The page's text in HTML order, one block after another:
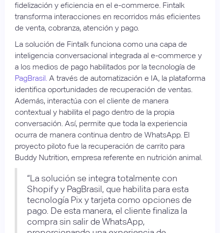
fidelización y eficiencia en el e-commerce. Fintalk
transforma interacciones en recorridos más eficientes
de venta, cobranza, atención y pago.
La solución de Fintalk funciona como una capa de
inteligencia conversacional integrada al e-commerce y
a los medios de pago habilitados por la tecnología de
PagBrasil. A través de automatización e IA, la plataforma
identifica oportunidades de recuperación de ventas.
Además, interactúa con el cliente de manera
contextual y habilita el pago dentro de la propia
conversación. Así, permite que toda la experiencia
ocurra de manera continua dentro de WhatsApp. El
proyecto piloto fue la recuperación de carrito para
Buddy Nutrition, empresa referente en nutrición animal.
“La solución se integra totalmente con
Shopify y PagBrasil, que habilita para esta
tecnología Pix y tarjeta como opciones de
pago. De esta manera, el cliente finaliza la
compra sin salir de WhatsApp,